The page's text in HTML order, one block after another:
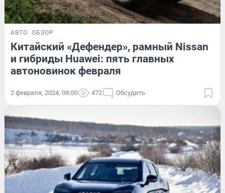
АВТО ОБЗОР
Китайский «Дефендер», рамный Nissan
и гибриды Huawei: пять главных
автоновинок февраля
2 февраля, 2024, 08:00 472 Обсудить